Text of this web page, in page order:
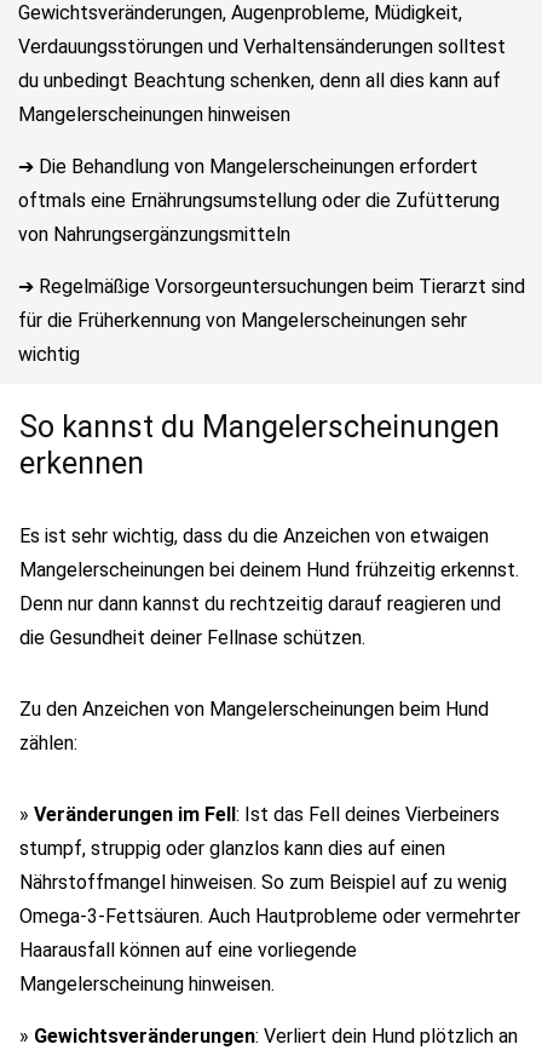
Gewichtsveränderungen, Augenprobleme, Müdigkeit,
Verdauungsstörungen und Verhaltensänderungen solltest
du unbedingt Beachtung schenken, denn all dies kann auf
Mangelerscheinungen hinweisen
➔ Die Behandlung von Mangelerscheinungen erfordert
oftmals eine Ernährungsumstellung oder die Zufütterung
von Nahrungsergänzungsmitteln
➔ Regelmäßige Vorsorgeuntersuchungen beim Tierarzt sind
für die Früherkennung von Mangelerscheinungen sehr
wichtig
So kannst du Mangelerscheinungen
erkennen
Es ist sehr wichtig, dass du die Anzeichen von etwaigen
Mangelerscheinungen bei deinem Hund frühzeitig erkennst.
Denn nur dann kannst du rechtzeitig darauf reagieren und
die Gesundheit deiner Fellnase schützen.
Zu den Anzeichen von Mangelerscheinungen beim Hund
zählen:
» Veränderungen im Fell: Ist das Fell deines Vierbeiners
stumpf, struppig oder glanzlos kann dies auf einen
Nährstoffmangel hinweisen. So zum Beispiel auf zu wenig
Omega-3-Fettsäuren. Auch Hautprobleme oder vermehrter
Haarausfall können auf eine vorliegende
Mangelerscheinung hinweisen.
» Gewichtsveränderungen: Verliert dein Hund plötzlich an